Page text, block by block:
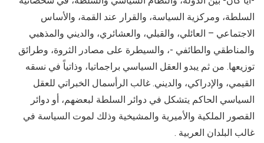
السلطة، ومركزية السياسة، والقرار عند القمة، والأساس
الاجتماعي – العائلي، والقبلي، والعشائري، والديني والمذهبي
والمناطقي والطائفي -، والسيطرة على مصادر الثروة، وطرائق
توزيعها. من ثم يبدو العقل السياسي براجماتيا، وذاتياً في نسقه
القيمي، والإدراكي، والديني. غالب الرأسمال الخبراتي للعقل
السياسي الحاكم يتشكل في دوائر السلطة لبعضهم، أو دوائر
القصور الملكية والأميرية والمشيخية وذلك لموت السياسة في
غالب البلدان العربية .